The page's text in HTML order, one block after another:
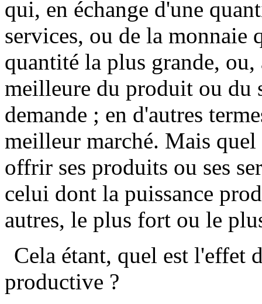
qui, en échange d'une
services, ou de la
quantité la plus grande,
meilleure du produit ou du
demande ; en d'autres
meilleur marché. Mais
offrir ses produits ou ses
celui dont la puissance
autres, le plus fort ou le
Cela étant, quel est l'effet
productive ?